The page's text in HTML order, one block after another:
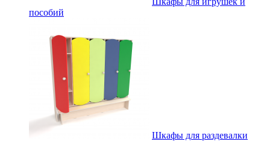
пособий
Шкафы для раздевалки